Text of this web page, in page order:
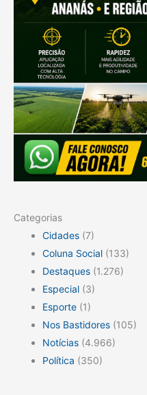
Categorias
Cidades (7)
Coluna Social (133)
Destaques (1.276)
Especial (3)
Esporte (1)
Nos Bastidores (105)
Notícias (4.966)
Política (350)